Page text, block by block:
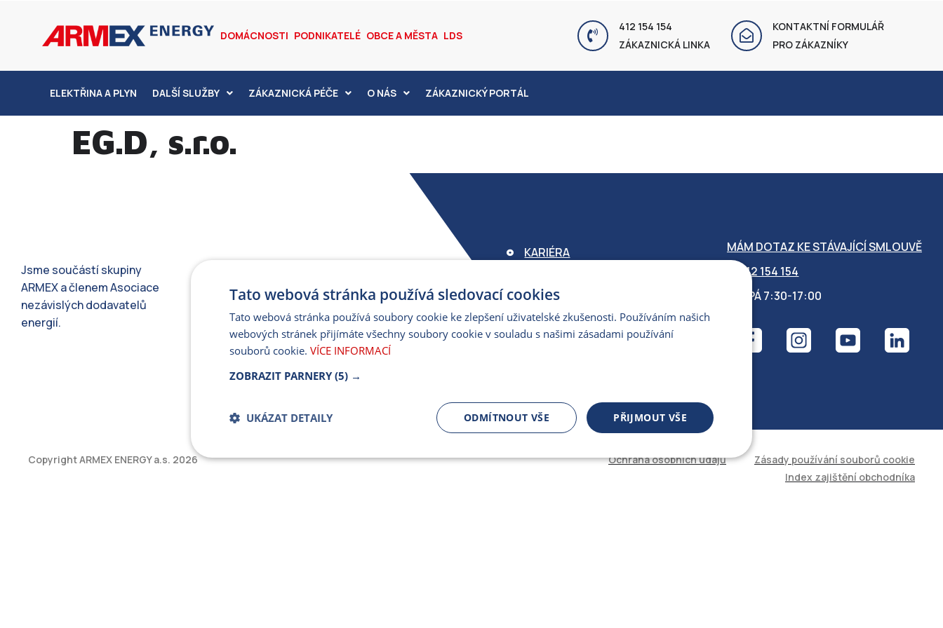
DOMÁCNOSTI PODNIKATELÉ OBCE A MĚSTA LDS
412 154 154
ZÁKAZNICKÁ LINKA
KONTAKTNÍ FORMULÁŘ
PRO ZÁKAZNÍKY
ELEKTŘINA A PLYN DALŠÍ SLUŽBY ZÁKAZNICKÁ PÉČE O NÁS ZÁKAZNICKÝ PORTÁL
EG.D, s.r.o.
Jsme součástí skupiny
ARMEX a členem Asociace
nezávislých dodavatelů
energií.
KARIÉRA
ZÁRUKA ELEKTROMOBILITY
PARTNERSKÝ PORTÁL
MÁM DOTAZ KE STÁVAJÍCÍ SMLOUVĚ
412 154 154
PO-PÁ 7:30-17:00
Copyright ARMEX ENERGY a.s. 2026 Ochrana osobních údajů
Zásady používání souborů cookie
Index zajištění obchodníka
Tato webová stránka používá sledovací cookies
Tato webová stránka používá soubory cookie ke zlepšení uživatelské zkušenosti. Používáním našich
webových stránek přijímáte všechny soubory cookie v souladu s našimi zásadami používání
souborů cookie. VÍCE INFORMACÍ
ZOBRAZIT PARNERY (5) →
PŘIJMOUT VŠE
ODMÍTNOUT VŠE
UKÁZAT DETAILY
Bezpodmínečně nutné
Výkonnostní Cílení souborů